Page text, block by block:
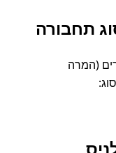
תחבורה
(המרה